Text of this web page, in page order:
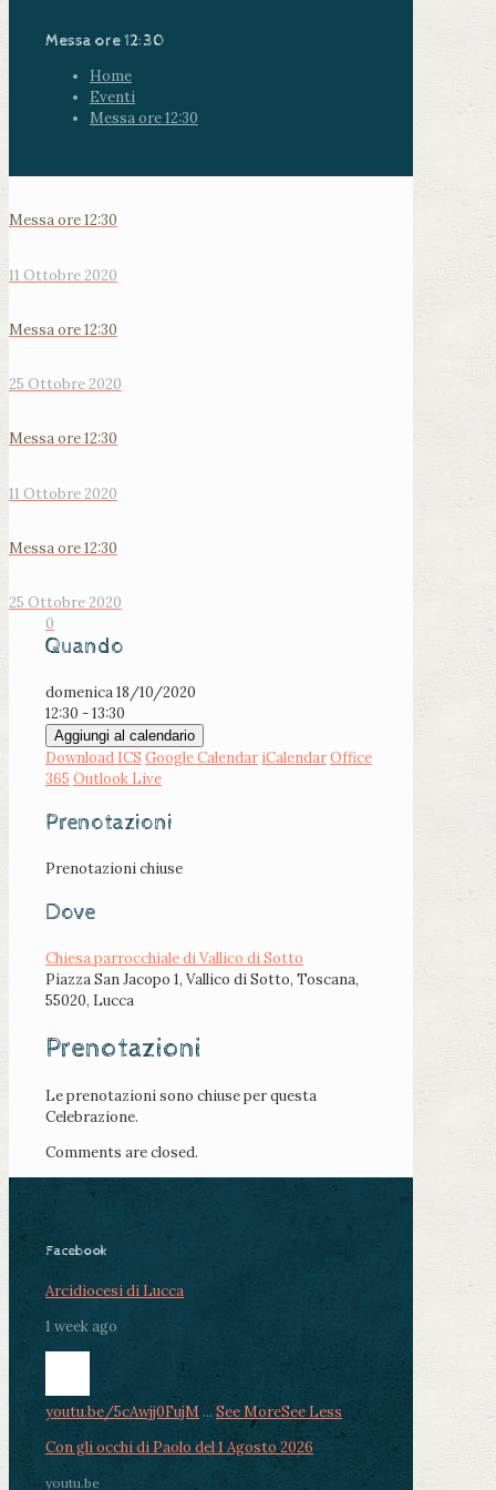
Messa ore 12:30
Home
Eventi
Messa ore 12:30
Messa ore 12:30
11 Ottobre 2020
Messa ore 12:30
25 Ottobre 2020
Messa ore 12:30
11 Ottobre 2020
Messa ore 12:30
25 Ottobre 2020
0
Quando
domenica 18/10/2020
12:30 - 13:30
Aggiungi al calendario
Download ICS Google Calendar iCalendarOffice
365 Outlook Live
Prenotazioni
Prenotazioni chiuse
Dove
Chiesa parrocchiale di Vallico di Sotto
Piazza San Jacopo 1, Vallico di Sotto, Toscana,
55020, Lucca
Prenotazioni
Le prenotazioni sono chiuse per questa
Celebrazione.
Comments are closed.
Facebook
Arcidiocesi di Lucca
1 week ago
youtu.be/5cAwjj0FujM ... See MoreSee Less
Con gli occhi di Paolo del 1 Agosto 2026
youtu.be